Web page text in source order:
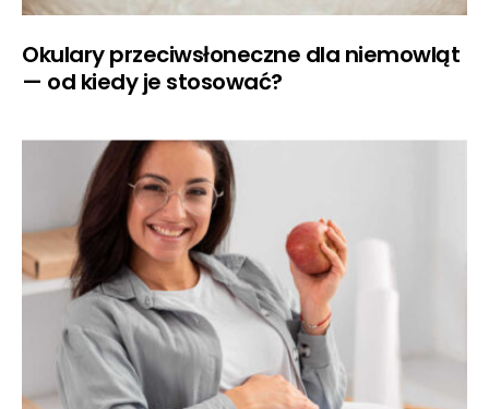
Okulary przeciwsłoneczne dla niemowląt
— od kiedy je stosować?